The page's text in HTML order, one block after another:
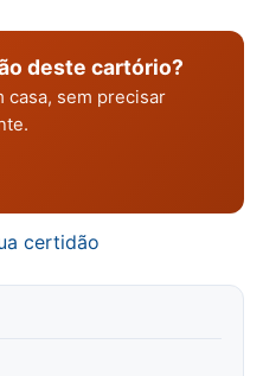
deste cartório?
casa, sem precisar